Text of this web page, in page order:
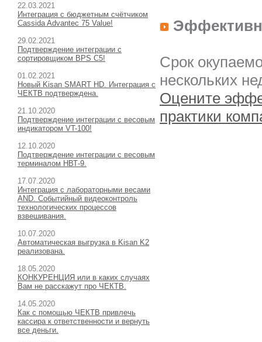
22.03.2021
Интеграция с бюджетным счётчиком
Cassida Advantec 75 Value!
29.02.2021
Подтверждение интеграции с
сортировщиком BPS C5!
01.02.2021
Новый Kisan SMART HD. Интеграция с
ЧЕКТВ подтверждена.
21.10.2020
Подтверждение интеграции с весовым
индикатором VT-100!
12.10.2020
Подтверждение интеграции с весовым
терминалом НВТ-9.
17.07.2020
Интеграция c лабораторными весами
AND. Событийный видеоконтроль
технологических процессов
взвешивания.
10.07.2020
Автоматическая выгрузка в Kisan K2
реализована.
18.05.2020
КОНКУРЕНЦИЯ или в каких случаях
Вам не расскажут про ЧЕКТВ.
14.05.2020
Как с помощью ЧЕКТВ привлечь
кассира к ответственности и вернуть
все деньги.
Срок
нескольких
Оцените
практики